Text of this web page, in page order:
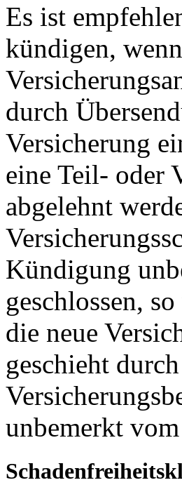
Es ist
kündigen,
durch
Versicherung
eine Teil- oder
abgelehnt
Kündigung
geschlossen,
die neue
geschieht
unbemerkt